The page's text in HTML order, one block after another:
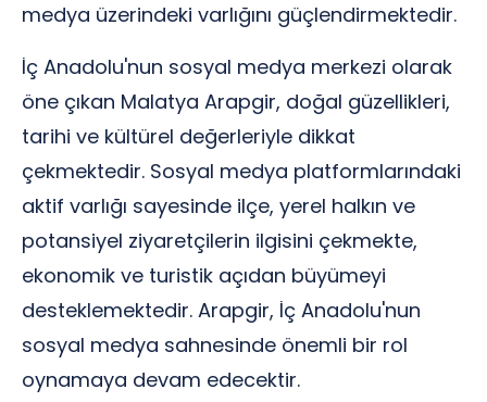
medya üzerindeki varlığını güçlendirmektedir.
İç Anadolu'nun sosyal medya merkezi olarak
öne çıkan Malatya Arapgir, doğal güzellikleri,
tarihi ve kültürel değerleriyle dikkat
çekmektedir. Sosyal medya platformlarındaki
aktif varlığı sayesinde ilçe, yerel halkın ve
potansiyel ziyaretçilerin ilgisini çekmekte,
ekonomik ve turistik açıdan büyümeyi
desteklemektedir. Arapgir, İç Anadolu'nun
sosyal medya sahnesinde önemli bir rol
oynamaya devam edecektir.